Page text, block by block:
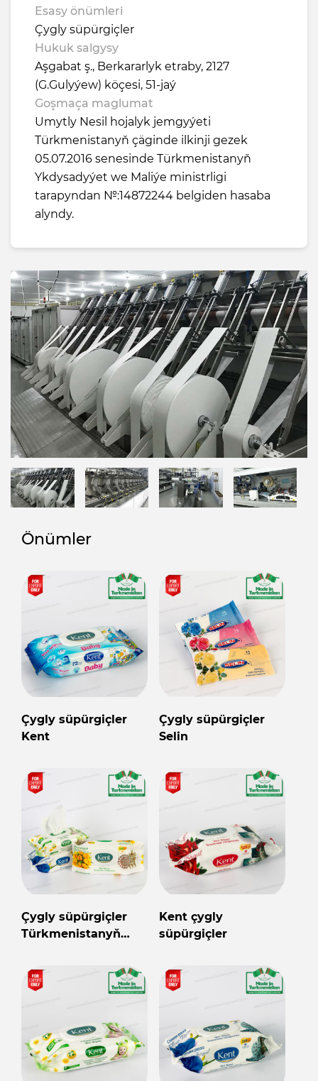
Esasy önümleri
Çygly süpürgiçler
Hukuk salgysy
Aşgabat ş., Berkararlyk etraby, 2127
(G.Gulyýew) köçesi, 51-jaý
Goşmaça maglumat
Umytly Nesil hojalyk jemgyýeti
Türkmenistanyň çäginde ilkinji gezek
05.07.2016 senesinde Türkmenistanyň
Ykdysadyýet we Maliýe ministrligi
tarapyndan №:14872244 belgiden hasaba
alyndy.
Önümler
Çygly süpürgiçler
Kent
Çygly süpürgiçler
Selin
Çygly süpürgiçler
Türkmenistanyň
Kent çygly
süpürgiçler